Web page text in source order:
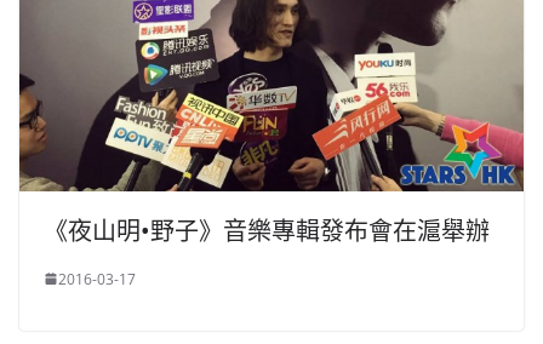
《夜山明•野子》音樂專輯發布會在滬舉辦
2016-03-17